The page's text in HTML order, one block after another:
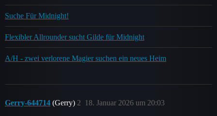
Suche Für Midnight!
Flexibler Allrounder sucht Gilde für Midnight
A/H - zwei verlorene Magier suchen ein neues Heim
Gerry-644714 (Gerry) 18. Januar 2026 um 20:03
2